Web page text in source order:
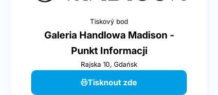
Tiskový bod
Galeria Handlowa Madison -
Punkt Informacji
Rajska 10, Gdańsk
Tisknout zde